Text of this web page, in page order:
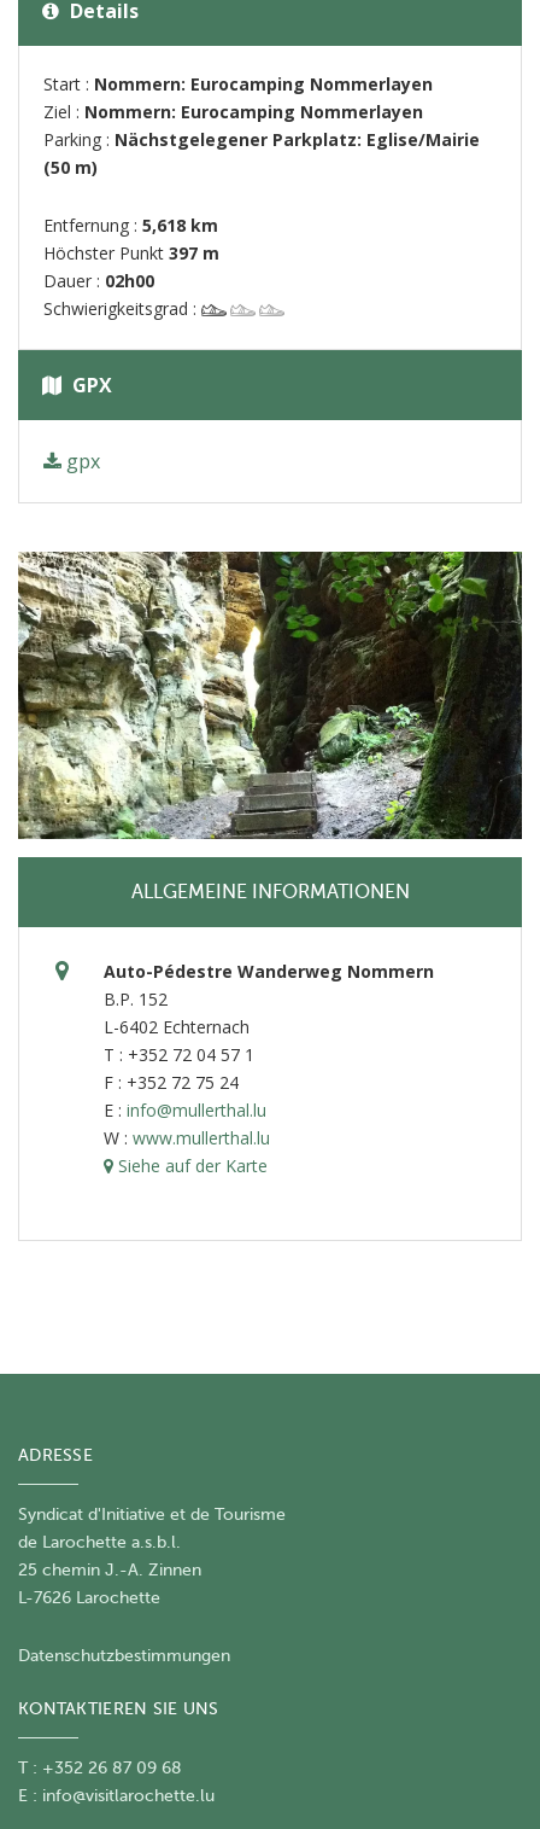
Details
Start : Nommern: Eurocamping Nommerlayen
Ziel : Nommern: Eurocamping Nommerlayen
Parking : Nächstgelegener Parkplatz: Eglise/Mairie
(50 m)
Entfernung : 5,618 km
Höchster Punkt 397 m
Dauer : 02h00
Schwierigkeitsgrad :
GPX
gpx
ALLGEMEINE INFORMATIONEN
Auto-Pédestre Wanderweg Nommern
B.P. 152
L-6402 Echternach
T : +352 72 04 57 1
F : +352 72 75 24
E : info@mullerthal.lu
W : www.mullerthal.lu
Siehe auf der Karte
ADRESSE
Syndicat d'Initiative et de Tourisme
de Larochette a.s.b.l.
25 chemin J.-A. Zinnen
L-7626 Larochette
Datenschutzbestimmungen
KONTAKTIEREN SIE UNS
T : +352 26 87 09 68
E : info@visitlarochette.lu